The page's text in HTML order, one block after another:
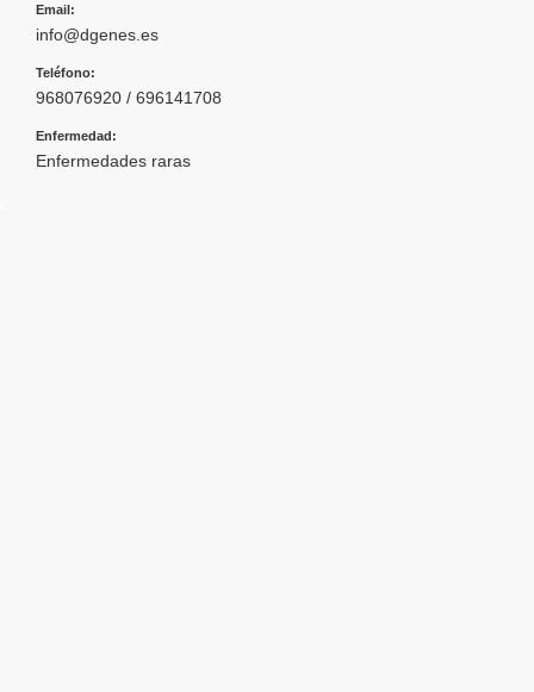
Email:
info@dgenes.es
Teléfono:
968076920 / 696141708
Enfermedad:
Enfermedades raras